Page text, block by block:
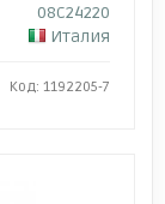
08C24220
Италия
Код: 1192205-7